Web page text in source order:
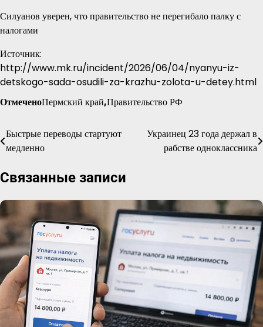
Силуанов уверен, что правительство не перегибало палку с
налогами
Источник:
http://www.mk.ru/incident/2026/06/04/nyanyu-iz-
detskogo-sada-osudili-za-krazhu-zolota-u-detey.html
ОтмеченоПермский край,Правительство РФ
Навигация
записям
Быстрые переводы стартуют
медленно
Украинец 23 года держал в
рабстве одноклассника
Связанные записи